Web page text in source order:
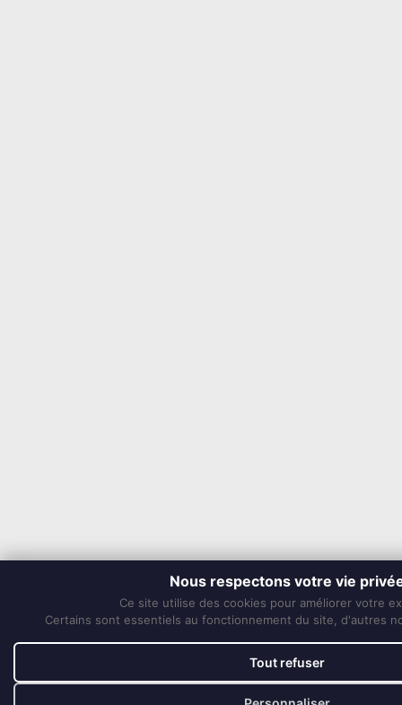
Nous respectons votre vie
Ce site utilise des cookies pour améliorer votre
Certains sont essentiels au fonctionnement du site, d'autres
Tout refuser